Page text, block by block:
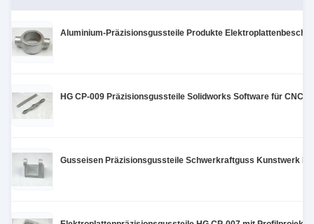
Aluminium-Präzisionsgussteile Produkte
HG CP-009 Präzisionsgussteile Solidworks Software für CNC /
Gusseisen Präzisionsgussteile Schwerkraftguss Kunstwerk